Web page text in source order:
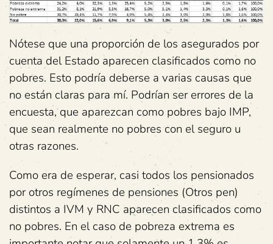
Nótese que una proporción de los asegurados por
cuenta del Estado aparecen clasificados como no
pobres. Esto podría deberse a varias causas que
no están claras para mí. Podrían ser errores de la
encuesta, que aparezcan como pobres bajo IMP,
que sean realmente no pobres con el seguro u
otras razones.
Como era de esperar, casi todos los pensionados
por otros regímenes de pensiones (Otros pen)
distintos a IVM y RNC aparecen clasificados como
no pobres. En el caso de pobreza extrema es